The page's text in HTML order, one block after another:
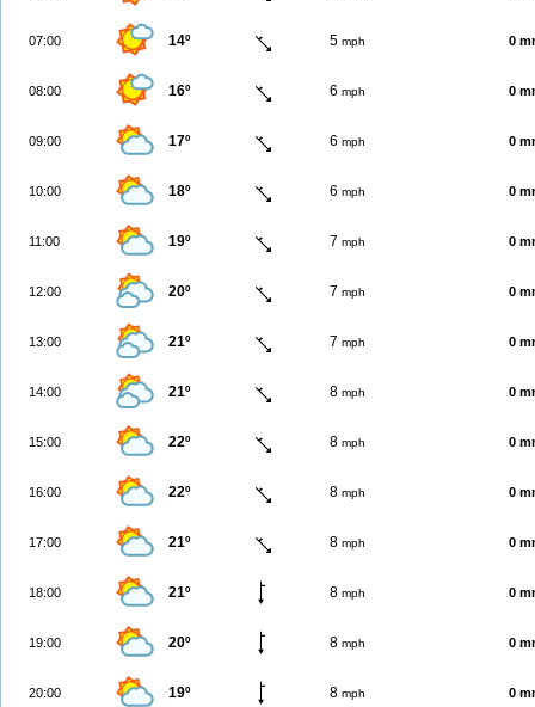
07:00 14º 5 mph 0
08:00 16º 6 mph 0
09:00 17º 6 mph 0
10:00 18º 6 mph 0
11:00 19º 7 mph 0
12:00 20º 7 mph 0
13:00 21º 7 mph 0
14:00 21º 8 mph 0
15:00 22º 8 mph 0
16:00 22º 8 mph 0
17:00 21º 8 mph 0
18:00 21º 8 mph 0
19:00 20º 8 mph 0
20:00 19º 8 mph 0